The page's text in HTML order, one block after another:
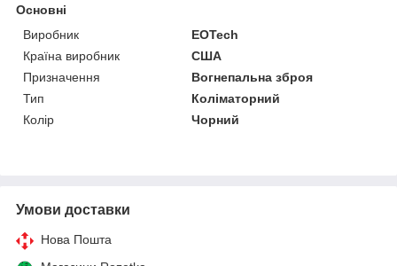
Основні
Виробник
EOTech
Країна виробник
США
Призначення
Вогнепальна зброя
Тип
Коліматорний
Колір
Чорний
Умови доставки
Нова Пошта